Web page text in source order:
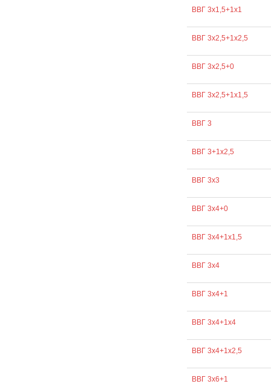
ВВГ 3х1,5+1х1
ВВГ 3х2,5+1х2,5
ВВГ 3х2,5+0
ВВГ 3х2,5+1х1,5
ВВГ 3
ВВГ 3+1х2,5
ВВГ 3х3
ВВГ 3х4+0
ВВГ 3х4+1х1,5
ВВГ 3х4
ВВГ 3х4+1
ВВГ 3х4+1х4
ВВГ 3х4+1х2,5
ВВГ 3х6+1